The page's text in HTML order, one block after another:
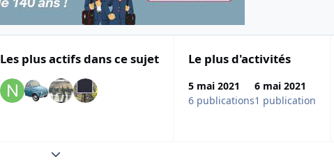
Les plus actifs dans ce sujet Le plus d'activités
5 mai 2021
6 publications
6 mai 2021
1 publication
Expand topic overview